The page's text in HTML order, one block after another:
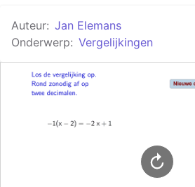
GeoGebra Klaslokaal
Aanmelden
Auteur: Jan Elemans
Onderwerp: Vergelijkingen